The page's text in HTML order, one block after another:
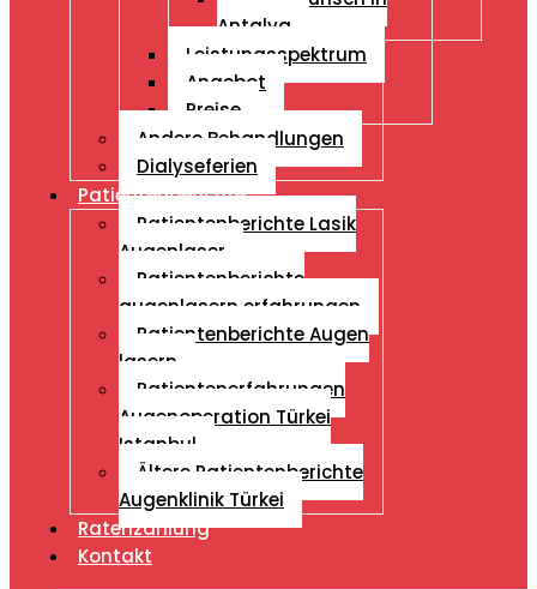
Antalya
Leistungsspektrum
Angebot
Preise
Andere Behandlungen
Dialyseferien
Patientenberichte
Patientenberichte Lasik
Augenlaser
Patientenberichte
augenlasern erfahrungen
Patientenberichte Augen
lasern
Patientenerfahrungen
Augenoperation Türkei
Istanbul
Ältere Patientenberichte
Augenklinik Türkei
Ratenzahlung
Kontakt